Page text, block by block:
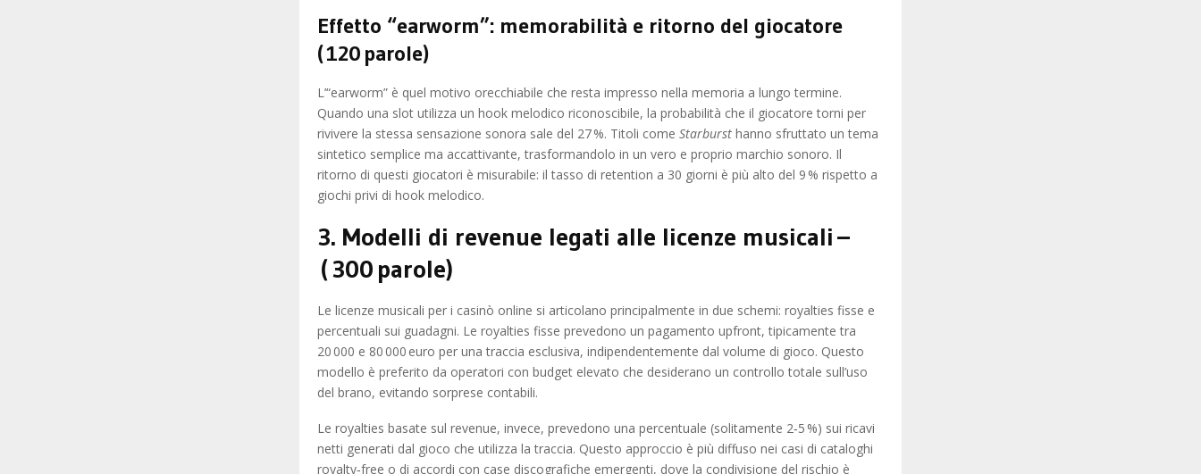
Effetto “earworm”: memorabilità e ritorno del giocatore
( 120 parole)
L’“earworm” è quel motivo orecchiabile che resta impresso nella memoria a lungo termine.
Quando una slot utilizza un hook melodico riconoscibile, la probabilità che il giocatore torni per
rivivere la stessa sensazione sonora sale del 27 %. Titoli come Starburst hanno sfruttato un tema
sintetico semplice ma accattivante, trasformandolo in un vero e proprio marchio sonoro. Il
ritorno di questi giocatori è misurabile: il tasso di retention a 30 giorni è più alto del 9 % rispetto a
giochi privi di hook melodico.
3. Modelli di revenue legati alle licenze musicali –
( 300 parole)
Le licenze musicali per i casinò online si articolano principalmente in due schemi: royalties fisse e
percentuali sui guadagni. Le royalties fisse prevedono un pagamento upfront, tipicamente tra
20 000 e 80 000 euro per una traccia esclusiva, indipendentemente dal volume di gioco. Questo
modello è preferito da operatori con budget elevato che desiderano un controllo totale sull’uso
del brano, evitando sorprese contabili.
Le royalties basate sul revenue, invece, prevedono una percentuale (solitamente 2‑5 %) sui ricavi
netti generati dal gioco che utilizza la traccia. Questo approccio è più diffuso nei casi di cataloghi
royalty‑free o di accordi con case discografiche emergenti, dove la condivisione del rischio è